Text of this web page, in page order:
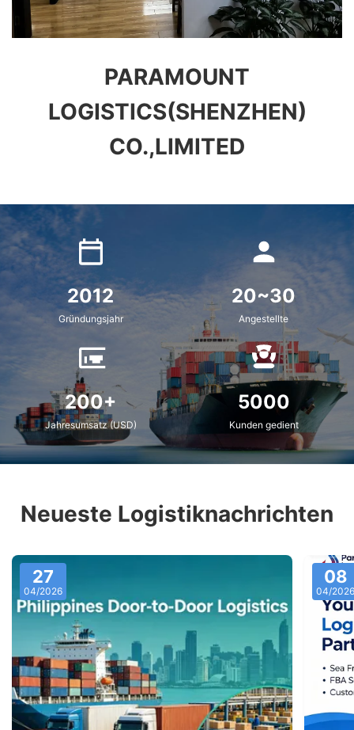
PARAMOUNT
LOGISTICS(SHENZHEN)
CO.,LIMITED
2012
Gründungsjahr
20~30
Angestellte
200+
Jahresumsatz (USD)
5000
Kunden gedient
Neueste Logistiknachrichten
27
04/2026
08
04/